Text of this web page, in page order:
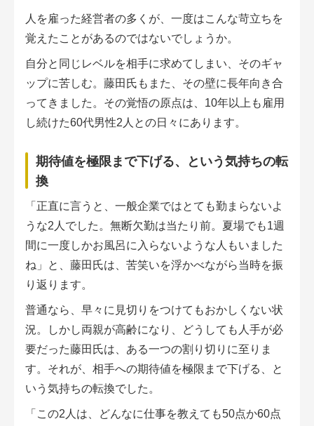
人を雇った経営者の多くが、一度はこんな苛立ちを
覚えたことがあるのではないでしょうか。
自分と同じレベルを相手に求めてしまい、そのギャ
ップに苦しむ。藤田氏もまた、その壁に長年向き合
ってきました。その覚悟の原点は、10年以上も雇用
し続けた60代男性2人との日々にあります。
期待値を極限まで下げる、という気持ちの転
換
「正直に言うと、一般企業ではとても勤まらないよ
うな2人でした。無断欠勤は当たり前。夏場でも1週
間に一度しかお風呂に入らないような人もいました
ね」と、藤田氏は、苦笑いを浮かべながら当時を振
り返ります。
普通なら、早々に見切りをつけてもおかしくない状
況。しかし両親が高齢になり、どうしても人手が必
要だった藤田氏は、ある一つの割り切りに至りま
す。それが、相手への期待値を極限まで下げる、と
いう気持ちの転換でした。
「この2人は、どんなに仕事を教えても50点か60点